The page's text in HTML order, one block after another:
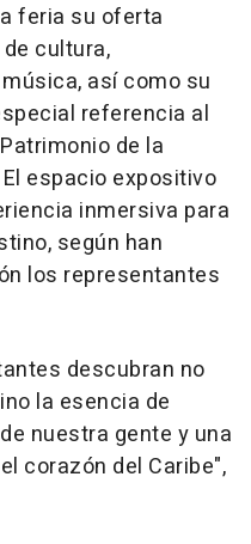
feria su oferta
cultura,
así como su
referencia al
de la
espacio expositivo
inmersiva para
según han
los representantes
descubran no
la esencia de
nuestra gente y una
corazón del Caribe",